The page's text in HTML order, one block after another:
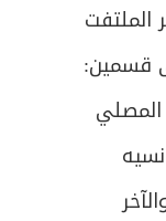
الملتفت
قسمين: